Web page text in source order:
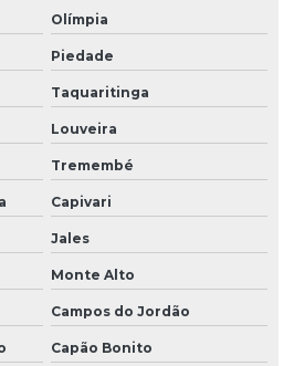
Olímpia
Piedade
Taquaritinga
Louveira
Tremembé
Capivari
Jales
Monte Alto
Campos do Jordão
Capão Bonito